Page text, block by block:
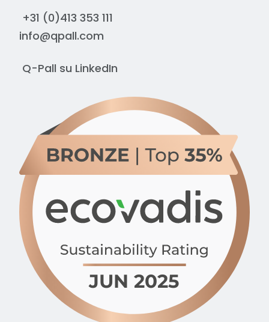
+31 (0)413 353 111
info@qpall.com
Q-Pall su LinkedIn